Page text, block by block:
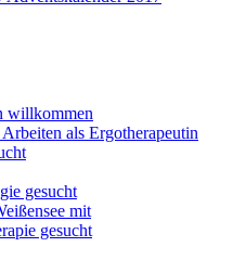
willkommen
als Ergotherapeutin
gesucht
mit
gesucht